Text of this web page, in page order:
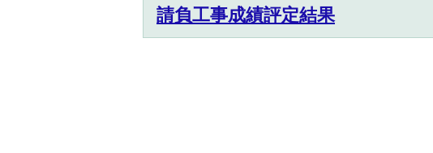
請負工事成績評定結果